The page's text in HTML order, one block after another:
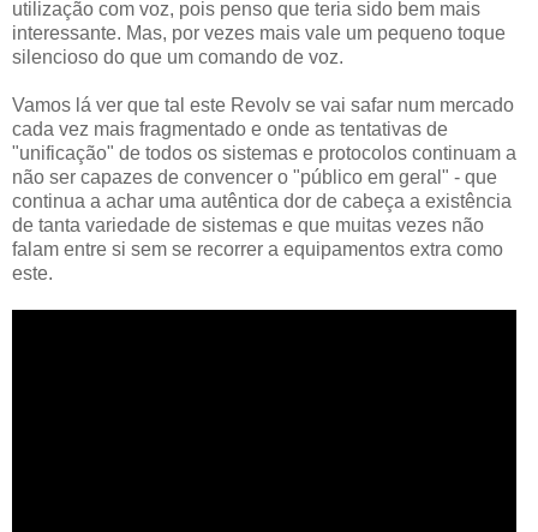
utilização com voz, pois penso que teria sido bem mais
interessante. Mas, por vezes mais vale um pequeno toque
silencioso do que um comando de voz.
Vamos lá ver que tal este Revolv se vai safar num mercado
cada vez mais fragmentado e onde as tentativas de
"unificação" de todos os sistemas e protocolos continuam a
não ser capazes de convencer o "público em geral" - que
continua a achar uma autêntica dor de cabeça a existência
de tanta variedade de sistemas e que muitas vezes não
falam entre si sem se recorrer a equipamentos extra como
este.